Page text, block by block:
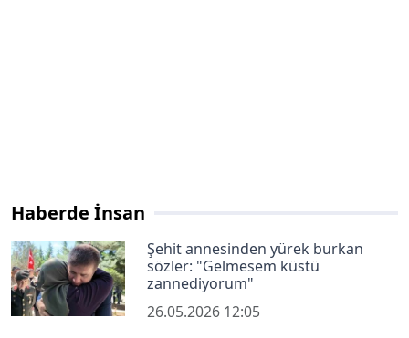
Haberde İnsan
Şehit annesinden yürek burkan
sözler: "Gelmesem küstü
zannediyorum"
26.05.2026 12:05